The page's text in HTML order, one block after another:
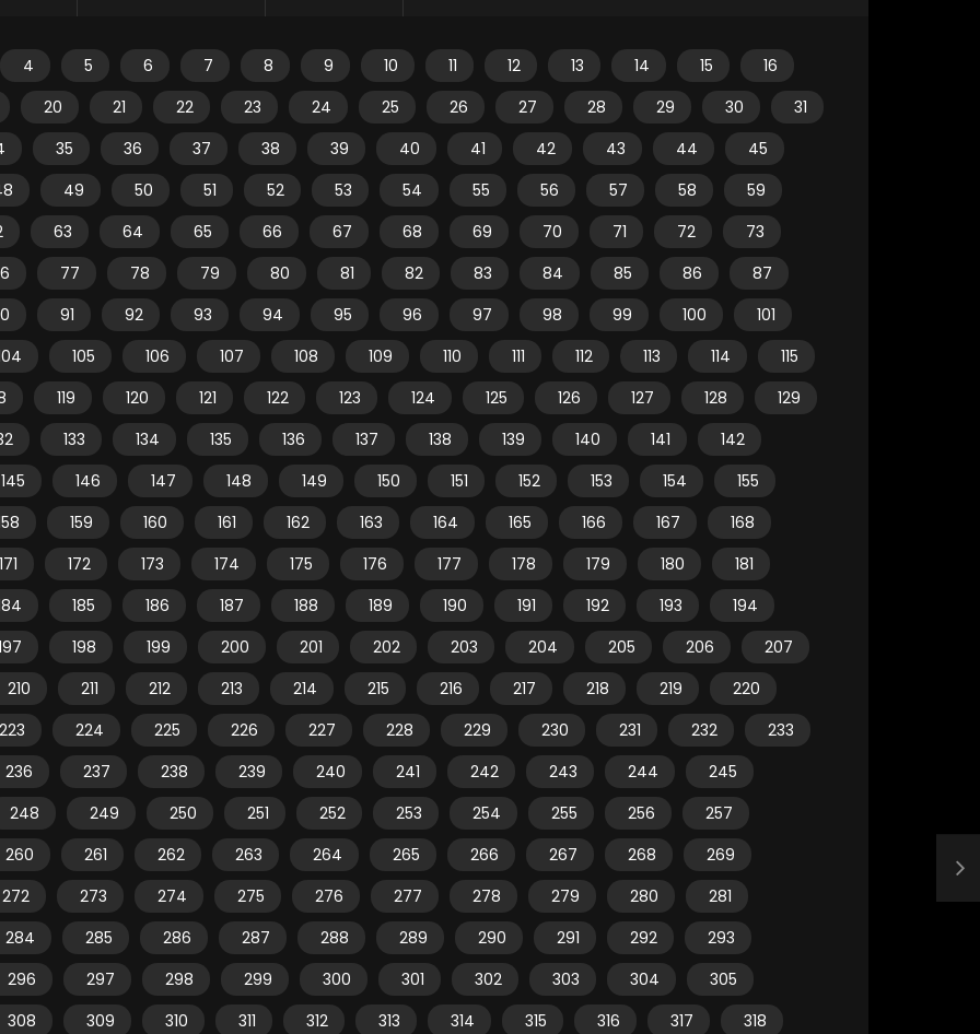
4 5 6 7 8 9 10 11 12 13 14 15
16
20
21 22 23 24 25 26 27 28 29 30
31
35 36 37 38 39 40 41 42 43 44
45
49 50 51 52 53 54 55 56 57 58
59
63 64 65 66 67 68 69 70 71 72
73
77 78 79 80 81 82 83 84 85 86
87
91 92 93 94 95 96 97 98 99 100
101
105 106 107 108 109 110 111 112 113 114
115
119 120 121 122 123 124 125 126 127 128
129
133 134 135 136 137 138 139 140 141
142
145
146 147 148 149 150 151 152 153 154
155
159 160 161 162 163 164 165 166 167
168
171
172 173 174 175 176 177 178 179 180
181
185 186 187 188 189 190 191 192 193
194
198 199 200 201 202 203 204 205 206
207
210
211 212 213 214 215 216 217 218 219
220
223
224 225 226 227 228 229 230 231 232
233
236
237 238 239 240 241 242 243 244
245
248
249 250 251 252 253 254 255 256
257
260
261 262 263 264 265 266 267 268
269
272
273 274 275 276 277 278 279 280
281
284
285 286 287 288 289 290 291 292
293
296
297 298 299 300 301 302 303 304
305
308
309 310 311 312 313 314 315 316 317
318